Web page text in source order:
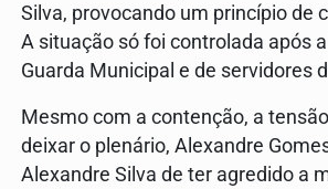
Silva, provocando um princípio de
A situação só foi controlada após
Guarda Municipal e de servidores
Mesmo com a contenção, a
deixar o plenário, Alexandre
Alexandre Silva de ter agredido a